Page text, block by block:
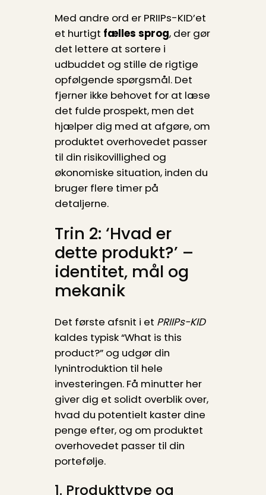
Med andre ord er PRIIPs-KID’et
et hurtigt fælles sprog, der gør
det lettere at sortere i
udbuddet og stille de rigtige
opfølgende spørgsmål. Det
fjerner ikke behovet for at læse
det fulde prospekt, men det
hjælper dig med at afgøre, om
produktet overhovedet passer
til din risikovillighed og
økonomiske situation, inden du
bruger flere timer på
detaljerne.
Trin 2: ‘Hvad er
dette produkt?’ –
identitet, mål og
mekanik
Det første afsnit i et PRIIPs-KID
kaldes typisk “What is this
product?” og udgør din
lynintroduktion til hele
investeringen. Få minutter her
giver dig et solidt overblik over,
hvad du potentielt kaster dine
penge efter, og om produktet
overhovedet passer til din
portefølje.
1. Produkttype og